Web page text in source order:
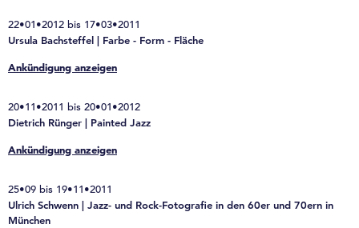
22•01•2012 bis 17•03•2011
Ursula Bachsteffel | Farbe - Form - Fläche
Ankündigung anzeigen
20•11•2011 bis 20•01•2012
Dietrich Rünger | Painted Jazz
Ankündigung anzeigen
25•09 bis 19•11•2011
Ulrich Schwenn | Jazz- und Rock-Fotografie in den 60er und 70ern in
München